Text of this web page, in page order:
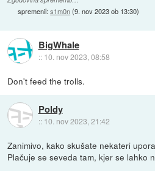
spremenil:s1m0n(9. nov 2023 ob 13:30)
BigWhale
:: 10. nov 2023, 08:58
Don't feed the trolls.
Poldy
:: 10. nov 2023, 21:42
Zanimivo, kako skušate nekateri
Plačuje se seveda tam, kjer se lahko